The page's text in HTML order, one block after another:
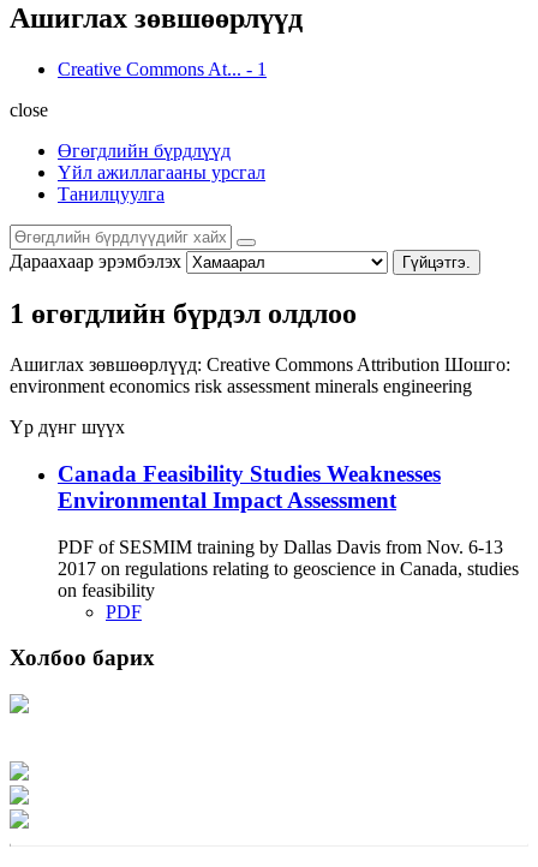
Ашиглах зөвшөөрлүүд
Creative Commons At... - 1
close
Өгөгдлийн бүрдлүүд
Үйл ажиллагааны урсгал
Танилцуулга
Дараахаар эрэмбэлэх Гүйцэтгэ.
1 өгөгдлийн бүрдэл олдлоо
Ашиглах зөвшөөрлүүд: Creative Commons Attribution Шошго:
environment economics risk assessment minerals engineering
Үр дүнг шүүх
Canada Feasibility Studies Weaknesses
Environmental Impact Assessment
PDF of SESMIM training by Dallas Davis from Nov. 6-13
2017 on regulations relating to geoscience in Canada, studies
on feasibility
PDF
Холбоо барих